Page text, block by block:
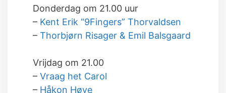
Donderdag om 21.00 uur
– Kent Erik “9Fingers” Thorvaldsen
– Thorbjørn Risager & Emil Balsgaard
Vrijdag om 21.00
– Vraag het Carol
– Håkon Høye